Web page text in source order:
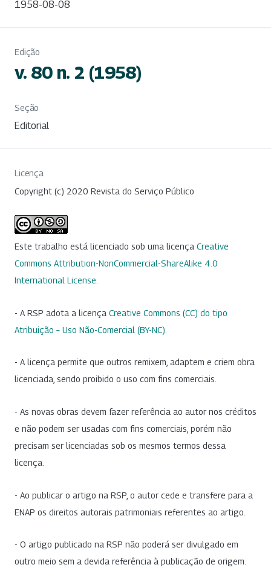
1958-08-08
Edição
v. 80 n. 2 (1958)
Seção
Editorial
Licença
Copyright (c) 2020 Revista do Serviço Público
Este trabalho está licenciado sob uma licença Creative
Commons Attribution-NonCommercial-ShareAlike 4.0
International License
- A RSP adota a licença Creative Commons (CC) do tipo
Atribuição – Uso Não-Comercial (BY-NC)
- A licença permite que outros remixem, adaptem e criem obra
licenciada, sendo proibido o uso com fins comerciais.
- As novas obras devem fazer referência ao autor nos créditos
e não podem ser usadas com fins comerciais, porém não
precisam ser licenciadas sob os mesmos termos dessa
licença.
- Ao publicar o artigo na RSP, o autor cede e transfere para a
ENAP os direitos autorais patrimoniais referentes ao artigo.
- O artigo publicado na RSP não poderá ser divulgado em
outro meio sem a devida referência à publicação de origem.